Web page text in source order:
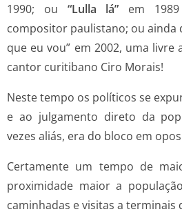
1990; ou “Lulla lá” em
compositor paulistano; ou ainda
que eu vou” em 2002, uma livre
cantor curitibano Ciro Morais!
Neste tempo os políticos se
e ao julgamento direto da
vezes aliás, era do bloco em
Certamente um tempo de
proximidade maior a
caminhadas e visitas a terminais